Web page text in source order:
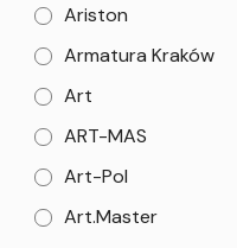
Ariston
Armatura Kraków
Art
ART-MAS
Art-Pol
Art.Master